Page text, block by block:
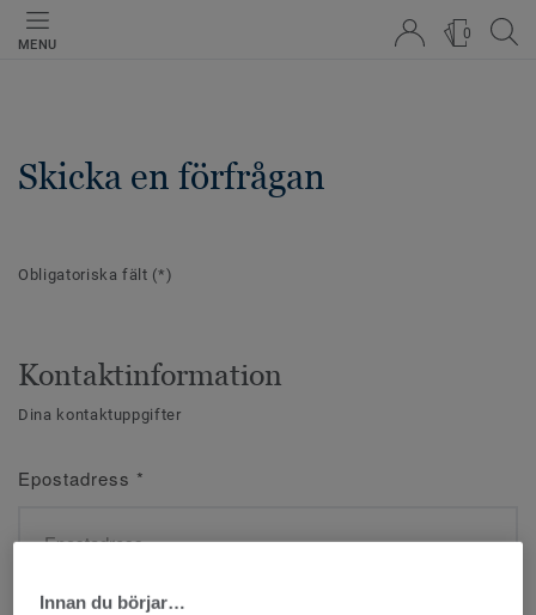
MENU
0
Skicka en förfrågan
Obligatoriska fält (*)
Kontaktinformation
Dina kontaktuppgifter
Epostadress *
Innan du börjar…